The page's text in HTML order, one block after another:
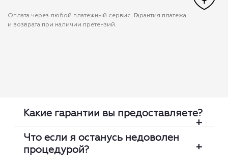
Оплата через любой платежный сервис. Гарантия платежа
и возврата при наличии претензий.
Какие гарантии вы предоставляете?
Что если я останусь недоволен
процедурой?